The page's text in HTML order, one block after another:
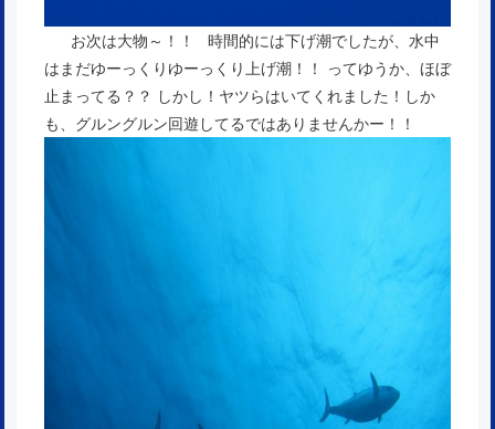
お次は大物～！！ 時間的には下げ潮でしたが、水中
はまだゆーっくりゆーっくり上げ潮！！ ってゆうか、ほぼ
止まってる？？ しかし！ヤツらはいてくれました！しか
も、グルングルン回遊してるではありませんかー！！